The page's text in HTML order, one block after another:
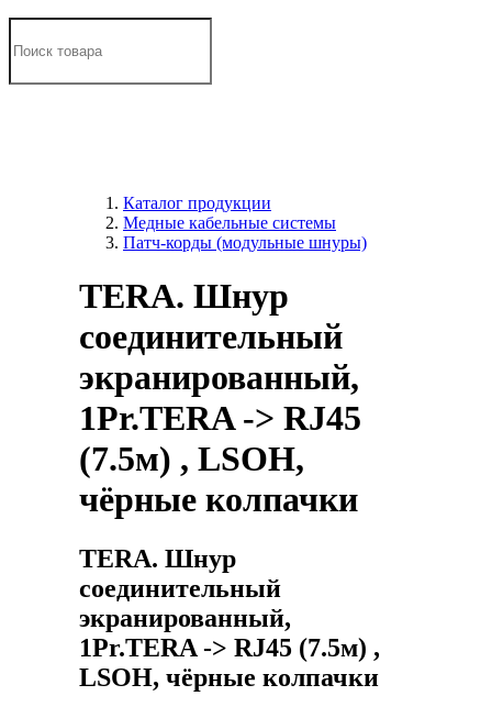
Каталог продукции
Медные кабельные системы
Патч-корды (модульные шнуры)
TERA. Шнур
соединительный
экранированный,
1Pr.TERA -> RJ45
(7.5м) , LSOH,
чёрные колпачки
TERA. Шнур
соединительный
экранированный,
1Pr.TERA -> RJ45 (7.5м) ,
LSOH, чёрные колпачки